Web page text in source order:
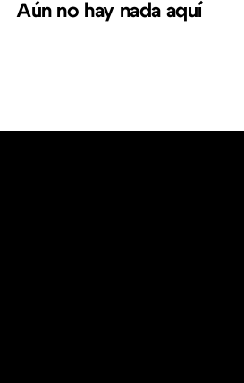
Aún no hay nada aquí